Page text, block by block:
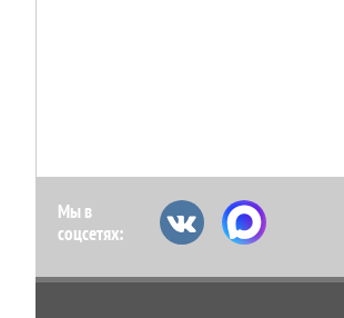
Мы в
соцсетях: